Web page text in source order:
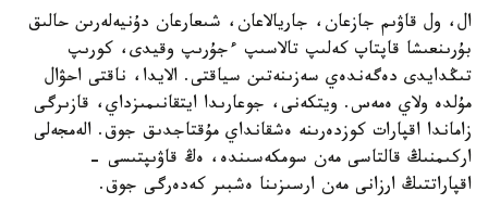
ال، ول قاۋىم جازعان، جاريالاعان، شىعارعان دۇنيەلەرىن حالىق
بۇرىنعىشا قاپتاپ كەلىپ تالاسىپ ءجۇرىپ وقيدى، كورىپ
تىڭدايدى دەگەندەي سەزىنەتىن سياقتى. الايدا، ناقتى احۋال
مۇلدە ولاي ەمەس. ويتكەنى، جوعارىدا ايتقانىمىزداي، قازىرگى
زاماندا اقپارات كوزدەرىنە ەشقانداي مۇقتاجدىق جوق. الەمجەلى
اركىمنىڭ قالتاسى مەن سومكەسىندە، ەڭ قاۋىپتىسى -
اقپاراتتىڭ ارزانى مەن ارسىزىنا ەشبىر كەدەرگى جوق.